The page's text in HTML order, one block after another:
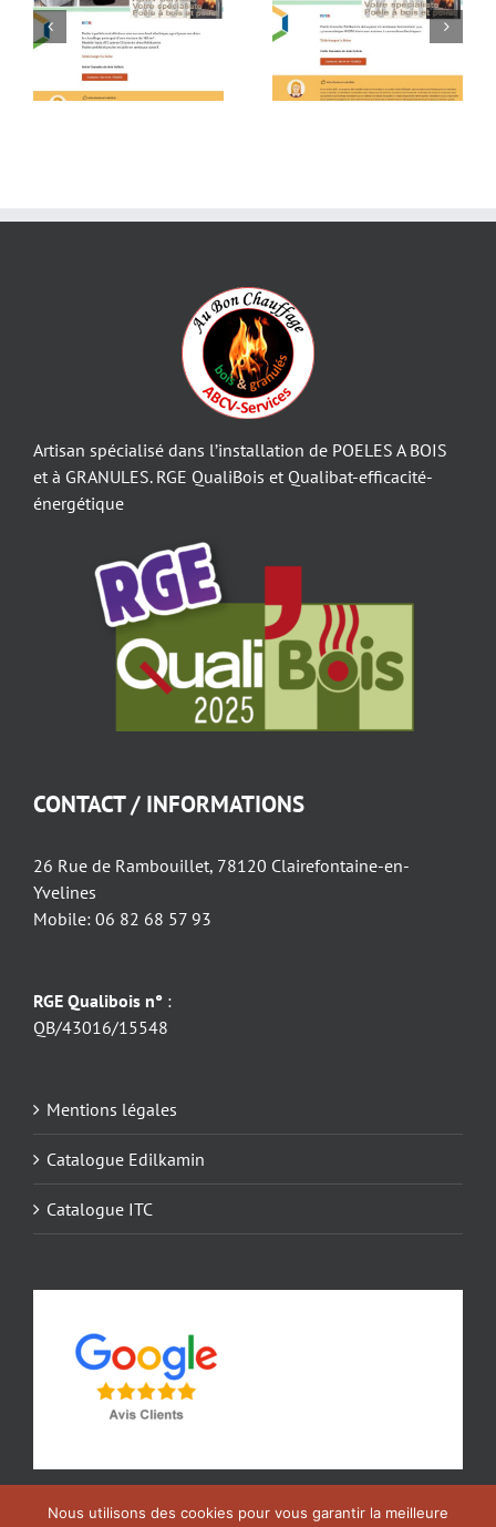
Poêle à granulés à
Installation insert à
Artisan spécialisé dans l’installation de POELES A BOIS
et à GRANULES. RGE QualiBois et Qualibat-efficacité-
énergétique
CONTACT / INFORMATIONS
26 Rue de Rambouillet, 78120 Clairefontaine-en-
Yvelines
Mobile: 06 82 68 57 93
RGE Qualibois n° :
QB/43016/15548
Mentions légales
Catalogue Edilkamin
Catalogue ITC
Nous utilisons des cookies pour vous garantir la meilleure